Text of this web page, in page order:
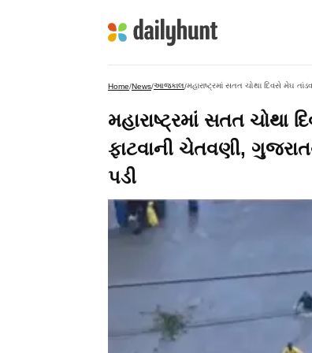
Home/News/આજકાલ/
મહારાષ્ટ્રમાં સતત ચોથા
ફાટવાની ચેતવણી,
પડી